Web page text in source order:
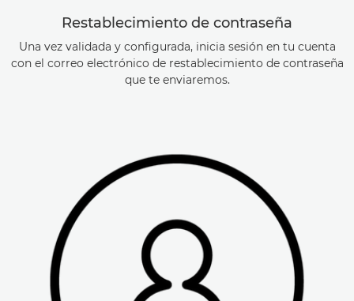
Restablecimiento de contraseña
Una vez validada y configurada, inicia sesión en tu cuenta
con el correo electrónico de restablecimiento de contraseña
que te enviaremos.